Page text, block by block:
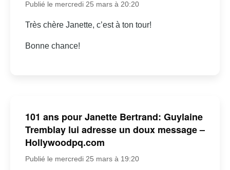
Publié le mercredi 25 mars à 20:20
Très chère Janette, c’est à ton tour!
Bonne chance!
101 ans pour Janette Bertrand: Guylaine
Tremblay lui adresse un doux message –
Hollywoodpq.com
Publié le mercredi 25 mars à 19:20